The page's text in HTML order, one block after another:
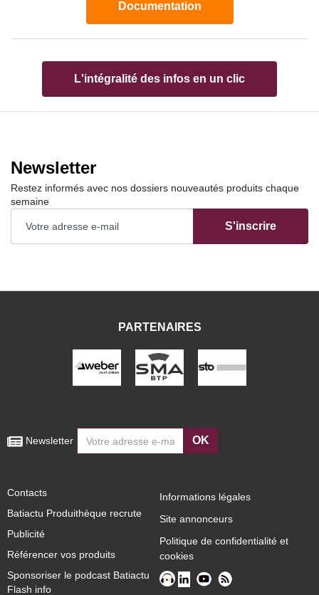
Documentation
L'intégralité des infos en un clic
Newsletter
Restez informés avec nos dossiers nouveautés produits chaque
semaine
S'inscrire
PARTENAIRES
Newsletter OK
Contacts
Batiactu Produithèque recrute
Publicité
Référencer vos produits
Sponsoriser le podcast Batiactu
Flash info
Informations légales
Site annonceurs
Politique de confidentialité et
cookies